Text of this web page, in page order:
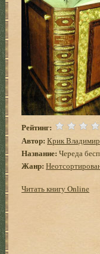
Рейтинг:
Автор: Крик Владимир
Название: Чеpеда
Жанр:
Читать книгу Online